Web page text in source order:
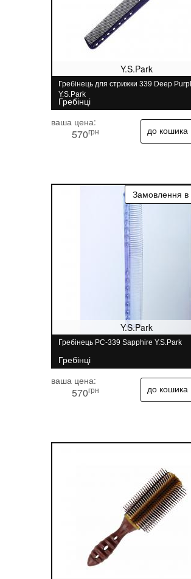
Y.S.Park
Гребінець для стрижки 339 Deep
Y.S.Park
Гребінці
ваша цена:
570грн
Y.S.Park
Гребінець PC-339 Sapphire Y.S.Park
Гребінці
ваша цена:
570грн